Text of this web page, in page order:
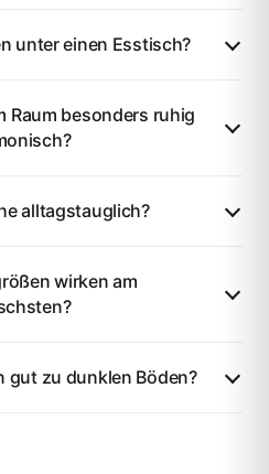
unter einen Esstisch?
Raum besonders ruhig
alltagstauglich?
wirken am
gut zu dunklen Böden?